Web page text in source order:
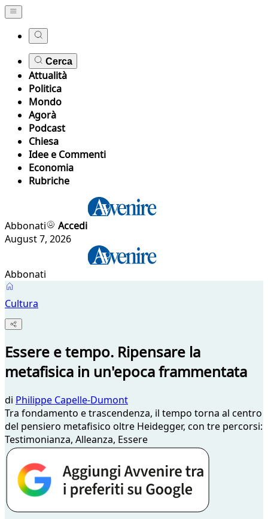
Cerca
Attualità
Politica
Mondo
Agorà
Podcast
Chiesa
Idee e Commenti
Economia
Rubriche
Abbonati
Accedi
August 7, 2026
Abbonati
Cultura
Essere e tempo. Ripensare la
metafisica in un'epoca frammentata
di Philippe Capelle-Dumont
Tra fondamento e trascendenza, il tempo torna al centro
del pensiero metafisico oltre Heidegger, con tre percorsi:
Testimonianza, Alleanza, Essere